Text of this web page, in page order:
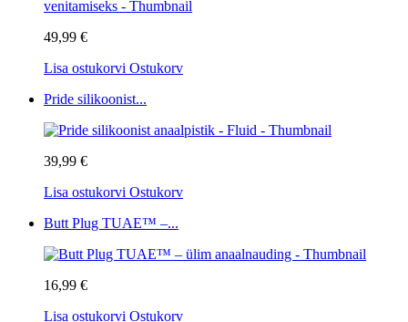
49,99 €
Lisa ostukorvi Ostukorv
Pride silikoonist...
39,99 €
Lisa ostukorvi Ostukorv
Butt Plug TUAE™ –...
16,99 €
Lisa ostukorvi Ostukorv